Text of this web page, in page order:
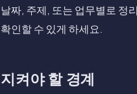
날짜, 주제, 또는 업무별로 정
확인할 수 있게 하세요.
지켜야 할 경계